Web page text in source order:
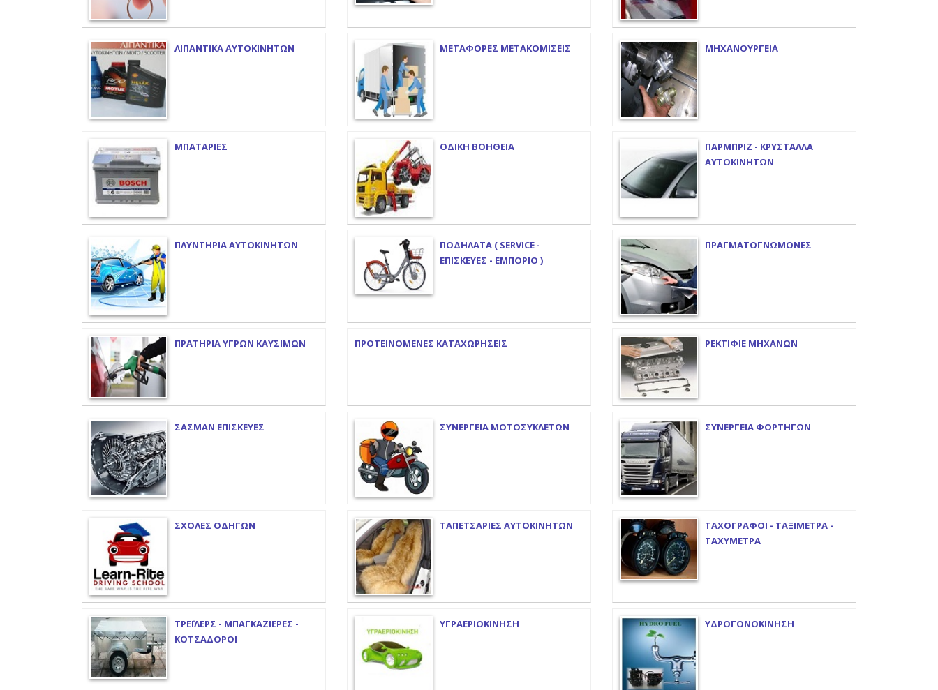
ΛΙΠΑΝΤΙΚΑ ΑΥΤΟΚΙΝΗΤΩΝ ΜΕΤΑΦΟΡΕΣ ΜΕΤΑΚΟΜΙΣΕΙΣ ΜΗΧΑΝΟΥΡΓΕΙΑ
ΜΠΑΤΑΡΙΕΣ ΟΔΙΚΗ ΒΟΗΘΕΙΑ
ΠΑΡΜΠΡΙΖ - ΚΡΥΣΤΑΛΛΑ
ΑΥΤΟΚΙΝΗΤΩΝ
ΠΛΥΝΤΗΡΙΑ ΑΥΤΟΚΙΝΗΤΩΝ
ΠΟΔΗΛΑΤΑ ( SERVICE -
ΕΠΙΣΚΕΥΕΣ - ΕΜΠΟΡΙΟ )
ΠΡΑΓΜΑΤΟΓΝΩΜΟΝΕΣ
ΠΡΑΤΗΡΙΑ ΥΓΡΩΝ ΚΑΥΣΙΜΩΝ ΠΡΟΤΕΙΝΟΜΕΝΕΣ ΚΑΤΑΧΩΡΗΣΕΙΣ ΡΕΚΤΙΦΙΕ ΜΗΧΑΝΩΝ
ΣΑΣΜΑΝ ΕΠΙΣΚΕΥΕΣ ΣΥΝΕΡΓΕΙΑ ΜΟΤΟΣΥΚΛΕΤΩΝ ΣΥΝΕΡΓΕΙΑ ΦΟΡΤΗΓΩΝ
ΣΧΟΛΕΣ ΟΔΗΓΩΝ ΤΑΠΕΤΣΑΡΙΕΣ ΑΥΤΟΚΙΝΗΤΩΝ
ΤΑΧΟΓΡΑΦΟΙ - ΤΑΞΙΜΕΤΡΑ -
ΤΑΧΥΜΕΤΡΑ
ΤΡΕΪΛΕΡΣ - ΜΠΑΓΚΑΖΙΕΡΕΣ -
ΚΟΤΣΑΔΟΡΟΙ
ΥΓΡΑΕΡΙΟΚΙΝΗΣΗ ΥΔΡΟΓΟΝΟΚΙΝΗΣΗ